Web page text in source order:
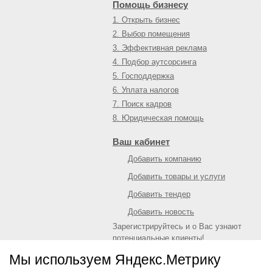
Мы используем Яндекс.Метрику
Помощь бизнесу
1. Открыть бизнес
2. Выбор помещения
3. Эффективная реклама
4. Подбор аутсорсинга
5. Господдержка
6. Уплата налогов
7. Поиск кадров
8. Юридическая помощь
Ваш кабинет
Добавить компанию
Добавить товары и услуги
Добавить тендер
Добавить новость
Зарегистрируйтесь и о Вас узнают
потенциальные клиенты!